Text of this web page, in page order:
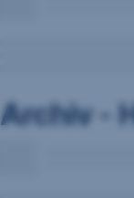
Archiv -